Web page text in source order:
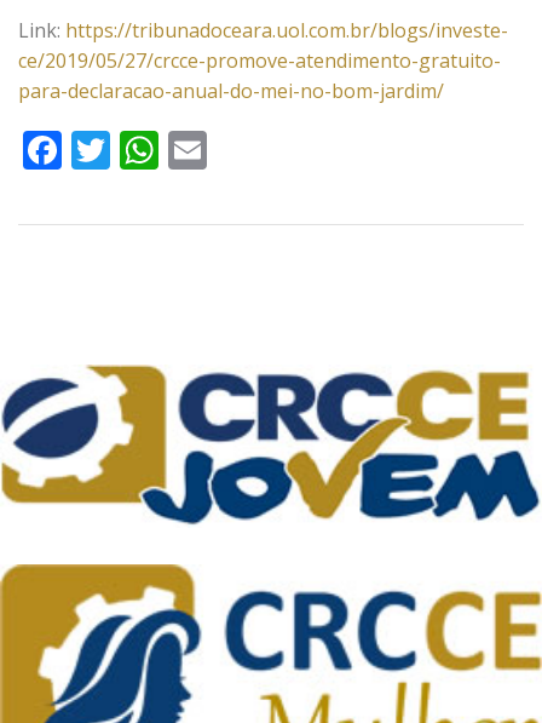
Link: https://tribunadoceara.uol.com.br/blogs/investe-
ce/2019/05/27/crcce-promove-atendimento-gratuito-
para-declaracao-anual-do-mei-no-bom-jardim/
Facebook
TwitterWhatsApp